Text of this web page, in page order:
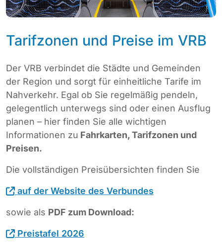
Tarifzonen und Preise im VRB
Der VRB verbindet die Städte und Gemeinden
der Region und sorgt für einheitliche Tarife im
Nahverkehr. Egal ob Sie regelmäßig pendeln,
gelegentlich unterwegs sind oder einen Ausflug
planen – hier finden Sie alle wichtigen
Informationen zu Fahrkarten, Tarifzonen und
Preisen.
Die vollständigen Preisübersichten finden Sie
auf der Website des Verbundes
sowie als PDF zum Download:
Preistafel 2026